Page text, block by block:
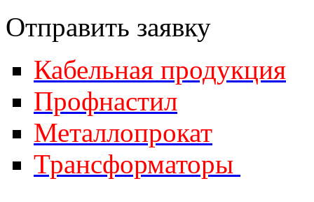
Отправить заявку
Кабельная продукция
Профнастил
Металлопрокат
Трансформаторы